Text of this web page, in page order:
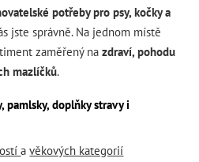
potřeby pro psy, kočky a
jste správně. Na jednom místě
zaměřený nazdraví, pohodu
mazlíčků.
pamlsky, doplňky stravy i
avěkových kategorií